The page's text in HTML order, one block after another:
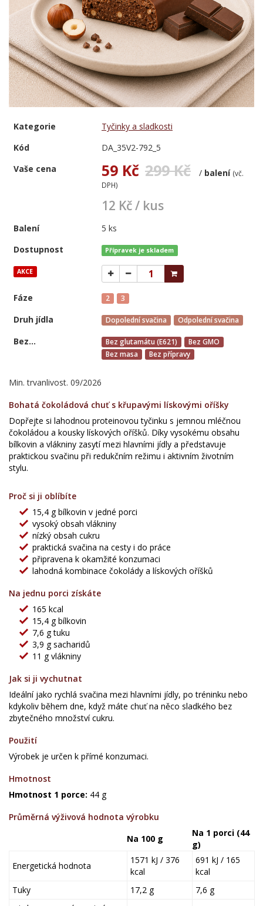
Kategorie
Tyčinky a sladkosti
Kód
DA_35V2-792_5
Vaše cena
59 Kč 299 Kč / balení (vč.
DPH)
12 Kč / kus
Balení
5 ks
Dostupnost
Přípravek je skladem
AKCE
Fáze 2 3
Druh jídla Dopolední svačina Odpolední svačina
Bez... Bez glutamátu (E621)
Bez GMO
Bez masa
Bez přípravy
Min. trvanlivost. 09/2026
Bohatá čokoládová chuť s křupavými lískovými oříšky
Dopřejte si lahodnou proteinovou tyčinku s jemnou mléčnou
čokoládou a kousky lískových oříšků. Díky vysokému obsahu
bílkovin a vlákniny zasytí mezi hlavními jídly a představuje
praktickou svačinu při redukčním režimu i aktivním životním
stylu.
Proč si ji oblíbíte
15,4 g bílkovin v jedné porci
vysoký obsah vlákniny
nízký obsah cukru
praktická svačina na cesty i do práce
připravena k okamžité konzumaci
lahodná kombinace čokolády a lískových oříšků
Na jednu porci získáte
165 kcal
15,4 g bílkovin
7,6 g tuku
3,9 g sacharidů
11 g vlákniny
Jak si ji vychutnat
Ideální jako rychlá svačina mezi hlavními jídly, po tréninku nebo
kdykoliv během dne, když máte chuť na něco sladkého bez
zbytečného množství cukru.
Použití
Výrobek je určen k přímé konzumaci.
Hmotnost
Hmotnost 1 porce: 44 g
Průměrná výživová hodnota výrobku
Na 100 g
Na 1 porci (44
g)
Energetická hodnota
1571 kJ / 376
kcal
691 kJ / 165
kcal
Tuky
17,2 g
7,6 g